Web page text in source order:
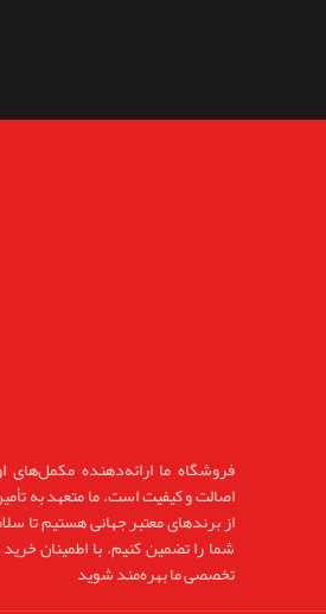
فروشگاه ما ارائه‌دهنده مکمل‌های
اصالت و کیفیت است. ما متعهد به
از برندهای معتبر جهانی هستیم تا
شما را تضمین کنیم. با اطمینان
تخصصی ما بهره‌مند شوید